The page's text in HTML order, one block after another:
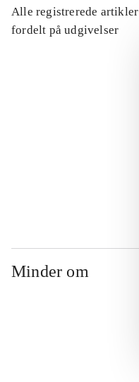
Alle registrerede artikler
fordelt på udgivelser
Minder om